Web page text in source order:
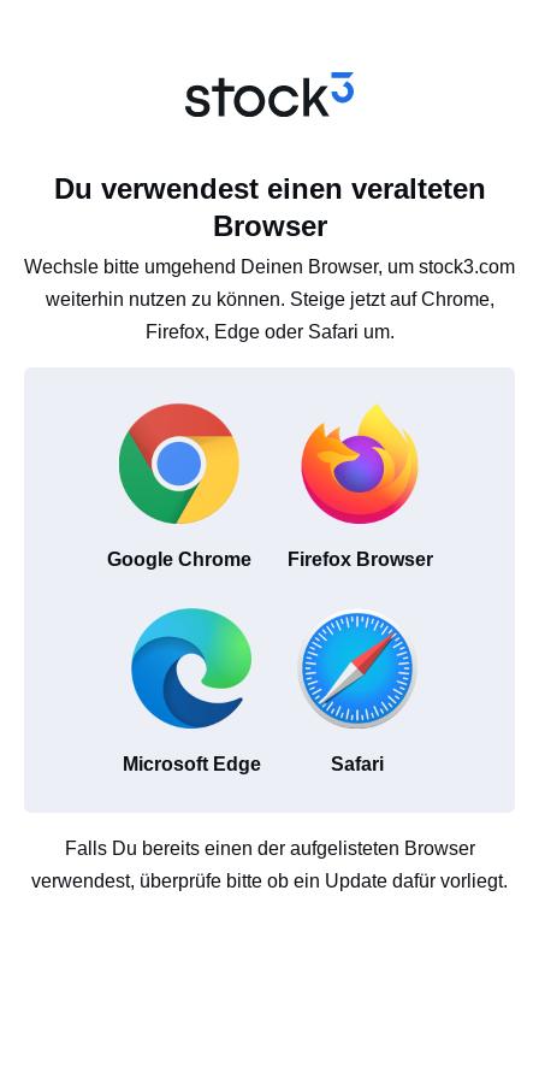
Du verwendest einen veralteten
Browser
Wechsle bitte umgehend Deinen Browser, um stock3.com
weiterhin nutzen zu können. Steige jetzt auf Chrome,
Firefox, Edge oder Safari um.
Google Chrome Firefox Browser
Microsoft Edge Safari
Falls Du bereits einen der aufgelisteten Browser
verwendest, überprüfe bitte ob ein Update dafür vorliegt.